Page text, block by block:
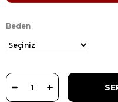
Beden